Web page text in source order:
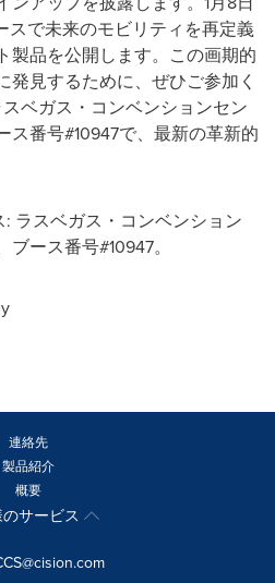
スで未来のモビリティを再定義
製品を公開します。この画期的
発見するために、ぜひご参加く
ベガス・コンベンションセン
ス番号#10947で、最新の革新的
: ラスベガス・コンベンション
ブース番号#10947。
連絡先
製品紹介
概要
サービス